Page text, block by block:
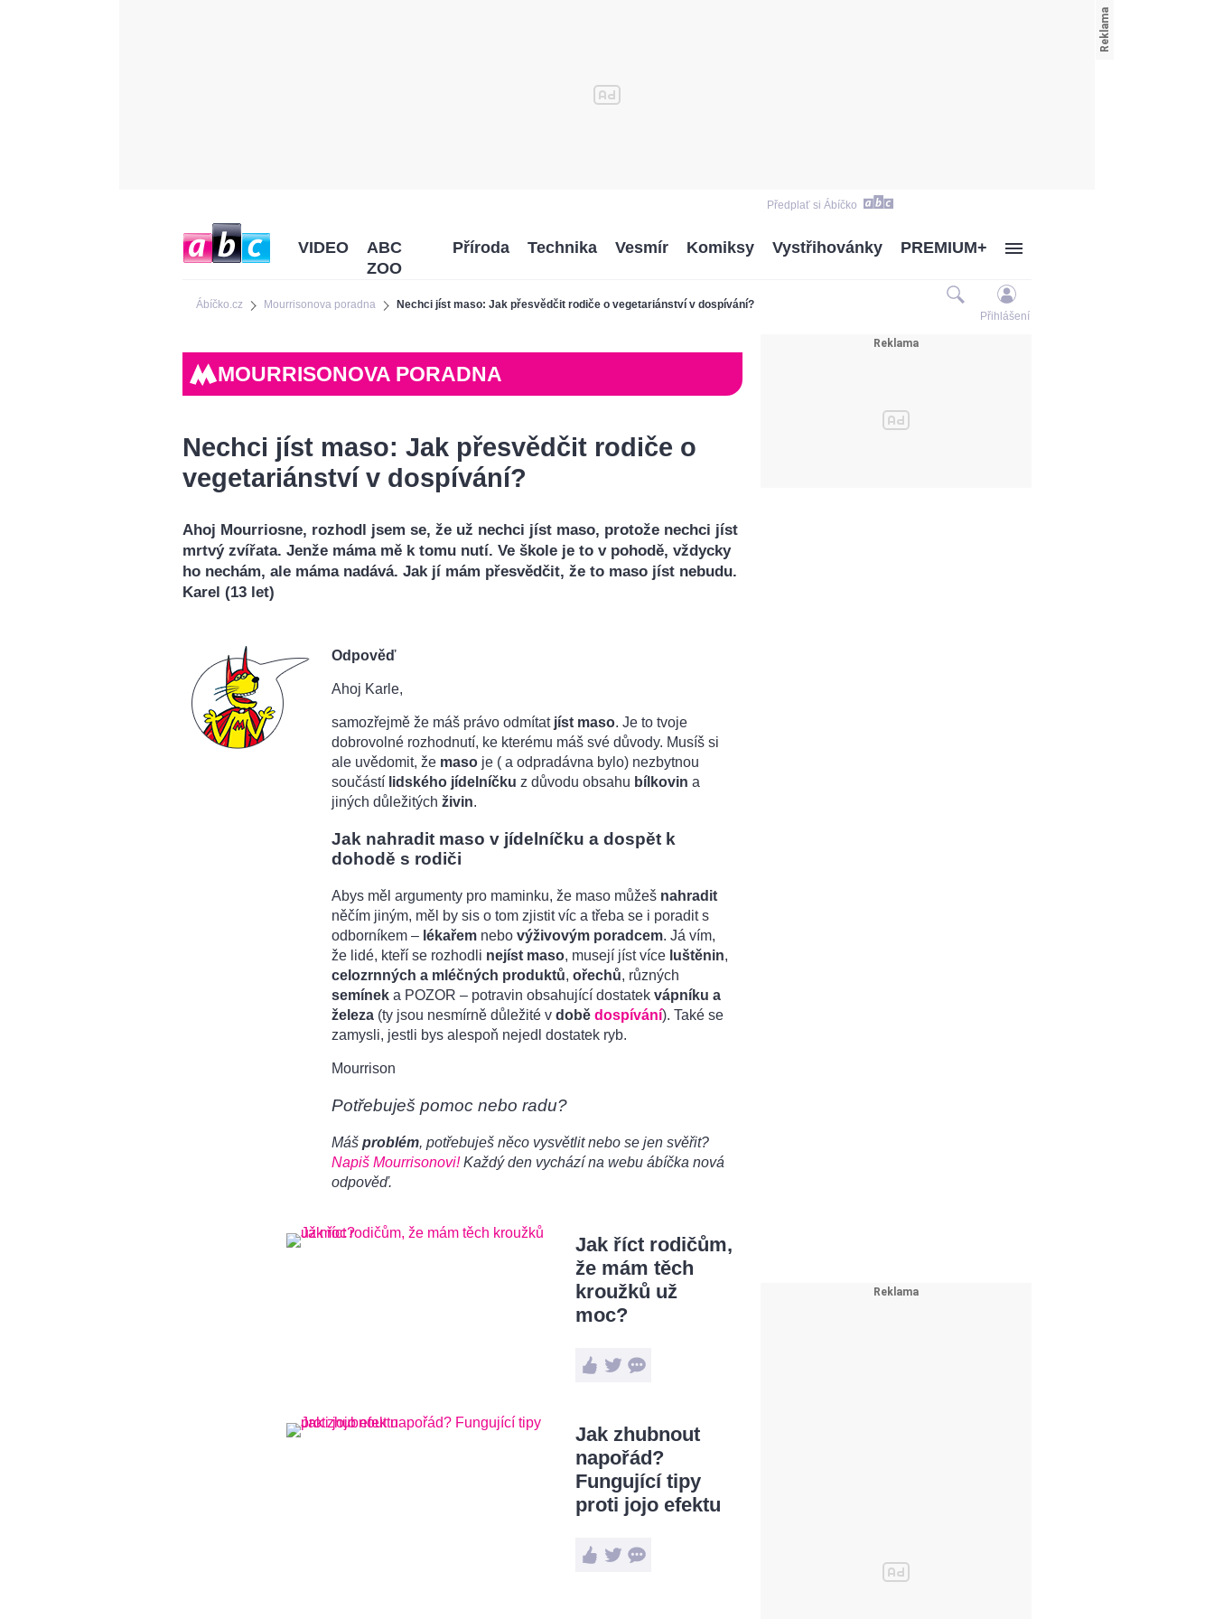
Předplať si Ábíčko
Ábíčko.cz Mourrisonova poradna Nechci jíst maso: Jak přesvědčit rodiče o vegetariánství v dospívání?
VIDEO
ABC
ZOO
Příroda Technika Vesmír Komiksy Vystřihovánky PREMIUM+
Přihlášení
MOURRISONOVA PORADNA
Nechci jíst maso: Jak přesvědčit rodiče o
vegetariánství v dospívání?
Ahoj Mourriosne, rozhodl jsem se, že už nechci jíst maso, protože nechci jíst
mrtvý zvířata. Jenže máma mě k tomu nutí. Ve škole je to v pohodě, vždycky
ho nechám, ale máma nadává. Jak jí mám přesvědčit, že to maso jíst nebudu.
Karel (13 let)
Odpověď
Ahoj Karle,
samozřejmě že máš právo odmítat jíst maso. Je to tvoje
dobrovolné rozhodnutí, ke kterému máš své důvody. Musíš si
ale uvědomit, že maso je ( a odpradávna bylo) nezbytnou
součástí lidského jídelníčku z důvodu obsahu bílkovin a
jiných důležitých živin.
Jak nahradit maso v jídelníčku a dospět k
dohodě s rodiči
Abys měl argumenty pro maminku, že maso můžeš nahradit
něčím jiným, měl by sis o tom zjistit víc a třeba se i poradit s
odborníkem – lékařem nebo výživovým poradcem. Já vím,
že lidé, kteří se rozhodli nejíst maso, musejí jíst více luštěnin,
celozrnných a mléčných produktů, ořechů, různých
semínek a POZOR – potravin obsahující dostatek vápníku a
železa (ty jsou nesmírně důležité v době dospívání). Také se
zamysli, jestli bys alespoň nejedl dostatek ryb.
Mourrison
Potřebuješ pomoc nebo radu?
Máš problém, potřebuješ něco vysvětlit nebo se jen svěřit?
Napiš Mourrisonovi!Každý den vychází na webu ábíčka nová
odpověď.
Jak říct rodičům,
že mám těch
kroužků už
moc?
Jak zhubnout
napořád?
Fungující tipy
proti jojo efektu